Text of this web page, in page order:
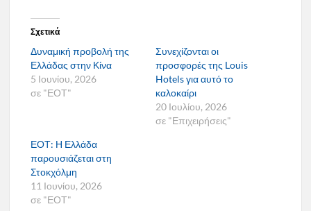
Σχετικά
Δυναμική προβολή της
Ελλάδας στην Κίνα
5 Ιουνίου, 2026
σε "ΕΟΤ"
Συνεχίζονται οι
προσφορές της Louis
Hotels για αυτό το
καλοκαίρι
20 Ιουλίου, 2026
σε "Επιχειρήσεις"
ΕΟΤ: Η Ελλάδα
παρουσιάζεται στη
Στοκχόλμη
11 Ιουνίου, 2026
σε "ΕΟΤ"